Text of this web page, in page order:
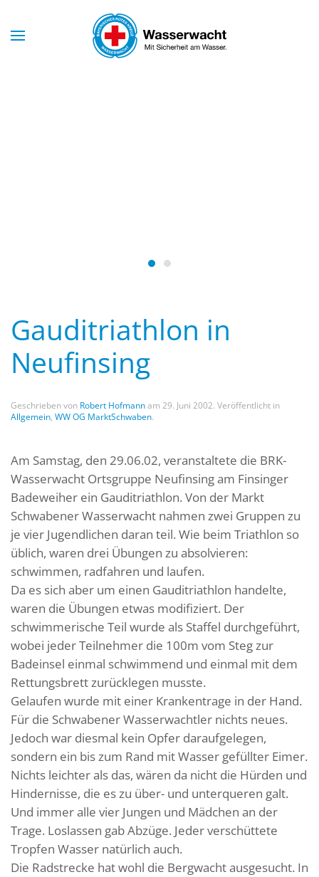
Skip to main content
Wasserwacht Markt
Gauditriathlon in
Neufinsing
Geschrieben von Robert Hofmannam 29. Juni 2002. Veröffentlicht in
Allgemein, WW OG MarktSchwaben.
Am Samstag, den 29.06.02, veranstaltete die BRK-
Wasserwacht Ortsgruppe Neufinsing am Finsinger
Badeweiher ein Gauditriathlon. Von der Markt
Schwabener Wasserwacht nahmen zwei Gruppen zu
je vier Jugendlichen daran teil. Wie beim Triathlon so
üblich, waren drei Übungen zu absolvieren:
schwimmen, radfahren und laufen.
Da es sich aber um einen Gauditriathlon handelte,
waren die Übungen etwas modifiziert. Der
schwimmerische Teil wurde als Staffel durchgeführt,
wobei jeder Teilnehmer die 100m vom Steg zur
Badeinsel einmal schwimmend und einmal mit dem
Rettungsbrett zurücklegen musste.
Gelaufen wurde mit einer Krankentrage in der Hand.
Für die Schwabener Wasserwachtler nichts neues.
Jedoch war diesmal kein Opfer daraufgelegen,
sondern ein bis zum Rand mit Wasser gefüllter Eimer.
Nichts leichter als das, wären da nicht die Hürden und
Hindernisse, die es zu über- und unterqueren galt.
Und immer alle vier Jungen und Mädchen an der
Trage. Loslassen gab Abzüge. Jeder verschüttete
Tropfen Wasser natürlich auch.
Die Radstrecke hat wohl die Bergwacht ausgesucht. In